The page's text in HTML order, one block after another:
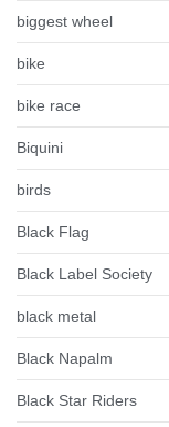
biggest wheel
bike
bike race
Biquini
birds
Black Flag
Black Label Society
black metal
Black Napalm
Black Star Riders